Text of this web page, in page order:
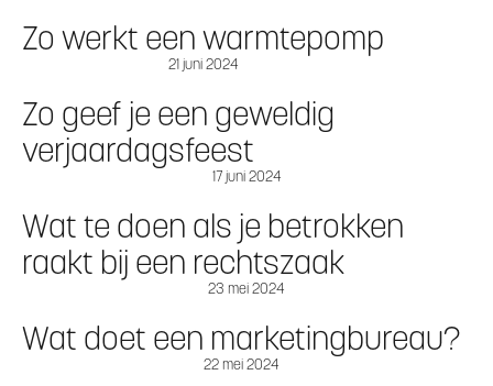
Zo werkt een warmtepomp
21 juni 2024
Zo geef je een geweldig
verjaardagsfeest
17 juni 2024
Wat te doen als je betrokken
raakt bij een rechtszaak
23 mei 2024
Wat doet een marketingbureau?
22 mei 2024